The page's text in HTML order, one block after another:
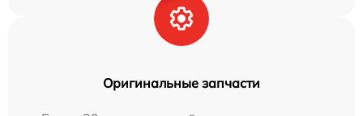
Оригинальные запчасти